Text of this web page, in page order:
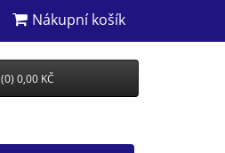
Nákupní košík
(0) 0,00 KČ